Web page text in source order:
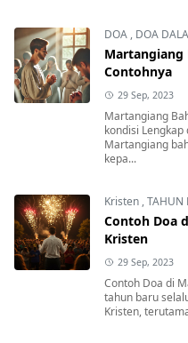
DOA , DOA
Martangiang
Contohnya
29 Sep, 2023
Martangiang
kondisi
Martangiang
kepa...
Kristen ,TAHUN
Contoh Doa
Kristen
29 Sep, 2023
Contoh Doa di
tahun baru
Kristen,